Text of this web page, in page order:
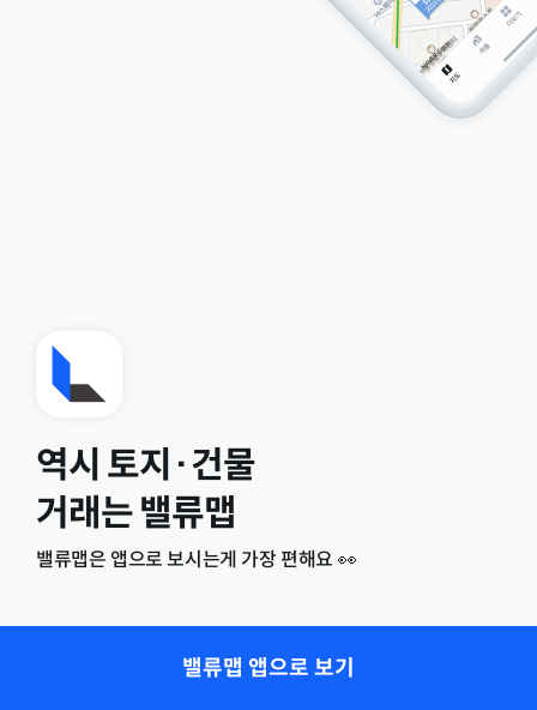
역시 토지·건물
거래는 밸류맵
밸류맵은 앱으로 보시는게 가장 편해요 👀
밸류맵 앱으로 보기